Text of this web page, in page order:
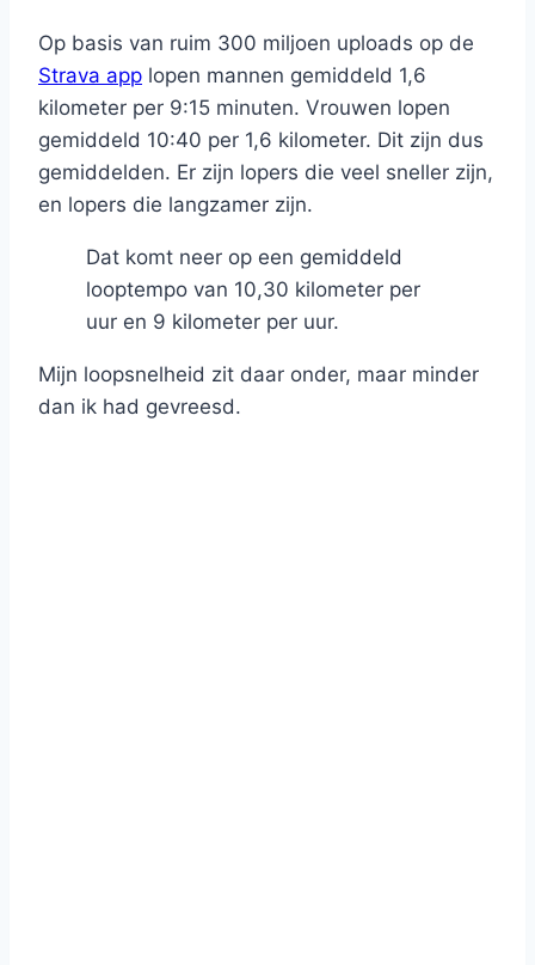
Op basis van ruim 300 miljoen uploads op de
Strava app lopen mannen gemiddeld 1,6
kilometer per 9:15 minuten. Vrouwen lopen
gemiddeld 10:40 per 1,6 kilometer. Dit zijn dus
gemiddelden. Er zijn lopers die veel sneller zijn,
en lopers die langzamer zijn.
Dat komt neer op een gemiddeld
looptempo van 10,30 kilometer per
uur en 9 kilometer per uur.
Mijn loopsnelheid zit daar onder, maar minder
dan ik had gevreesd.